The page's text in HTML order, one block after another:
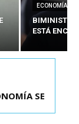
ECONOMÍA
BIMINISTRO
ESTÁ
ELECTO DE
SE